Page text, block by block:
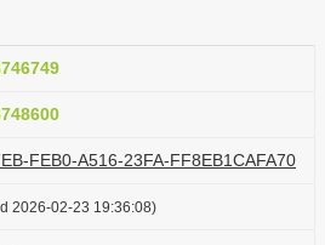
FEB0-A516-23FA-FF8EB1CAFA70
2026-02-23 19:36:08)